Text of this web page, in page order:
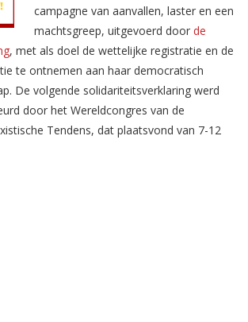
campagne van aanvallen, laster en een
machtsgreep, uitgevoerd door de
, met als doel de wettelijke registratie en de
te ontnemen aan haar democratisch
De volgende solidariteitsverklaring werd
door het Wereldcongres van de
Tendens, dat plaatsvond van 7-12